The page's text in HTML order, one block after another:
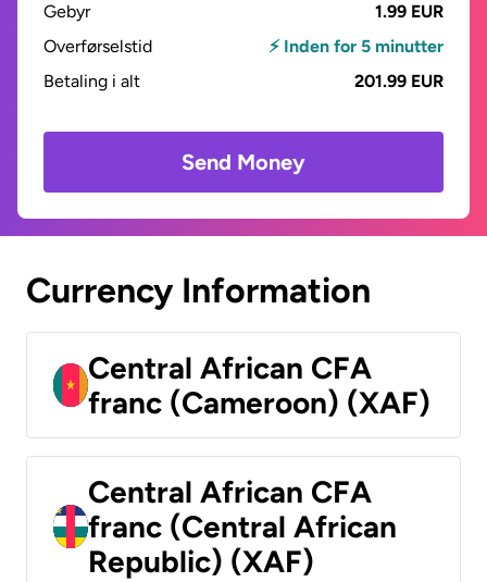
Gebyr
1.99 EUR
Overførselstid
⚡ Inden for 5 minutter
Betaling i alt
201.99 EUR
Send Money
Currency Information
Central African CFA
franc (Cameroon) (XAF)
Central African CFA
franc (Central African
Republic) (XAF)